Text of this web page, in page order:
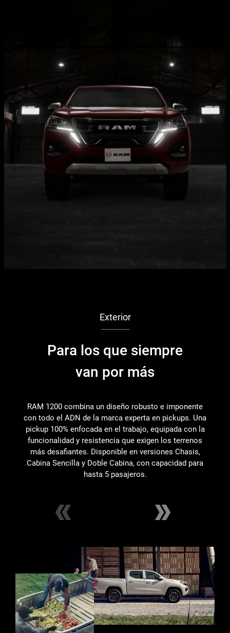
Exterior
Para los que siempre
van por más
RAM 1200 combina un diseño robusto e imponente
con todo el ADN de la marca experta en pickups. Una
pickup 100% enfocada en el trabajo, equipada con la
funcionalidad y resistencia que exigen los terrenos
más desafiantes. Disponible en versiones Chasis,
Cabina Sencilla y Doble Cabina, con capacidad para
hasta 5 pasajeros.